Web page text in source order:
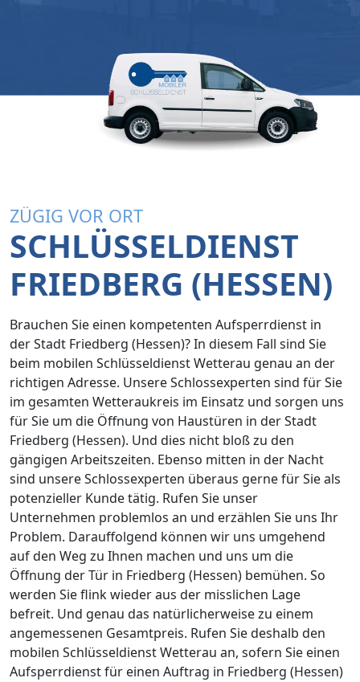
ZÜGIG VOR ORT
SCHLÜSSELDIENST
FRIEDBERG (HESSEN)
Brauchen Sie einen kompetenten Aufsperrdienst in
der Stadt Friedberg (Hessen)? In diesem Fall sind Sie
beim mobilen Schlüsseldienst Wetterau genau an der
richtigen Adresse. Unsere Schlossexperten sind für Sie
im gesamten Wetteraukreis im Einsatz und sorgen uns
für Sie um die Öffnung von Haustüren in der Stadt
Friedberg (Hessen). Und dies nicht bloß zu den
gängigen Arbeitszeiten. Ebenso mitten in der Nacht
sind unsere Schlossexperten überaus gerne für Sie als
potenzieller Kunde tätig. Rufen Sie unser
Unternehmen problemlos an und erzählen Sie uns Ihr
Problem. Darauffolgend können wir uns umgehend
auf den Weg zu Ihnen machen und uns um die
Öffnung der Tür in Friedberg (Hessen) bemühen. So
werden Sie flink wieder aus der misslichen Lage
befreit. Und genau das natürlicherweise zu einem
angemessenen Gesamtpreis. Rufen Sie deshalb den
mobilen Schlüsseldienst Wetterau an, sofern Sie einen
Aufsperrdienst für einen Auftrag in Friedberg (Hessen)